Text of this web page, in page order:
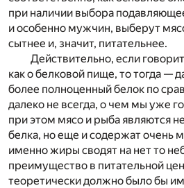
при наличии выбора
и особенно мужчин, выберут
сытнее и, значит, питательнее.
Действительно, если
как о белковой пище, то тогда —
более полноценный белок по
далеко не всегда, о чем мы уже
при этом мясо и рыба являются
белка, но еще и содержат очень
именно жиры сводят на нет то
преимущество в питательной
теоретически должно было бы